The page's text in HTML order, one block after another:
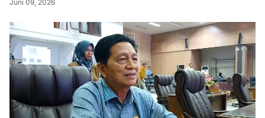
Juni 09, 2026